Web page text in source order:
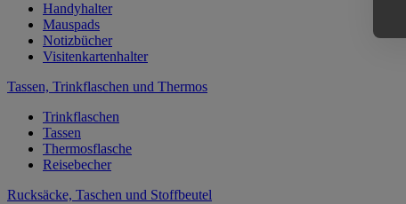
Handyhalter
Mauspads
Notizbücher
Visitenkartenhalter
Tassen, Trinkflaschen und Thermos
Trinkflaschen
Tassen
Thermosflasche
Reisebecher
Rucksäcke, Taschen und Stoffbeutel